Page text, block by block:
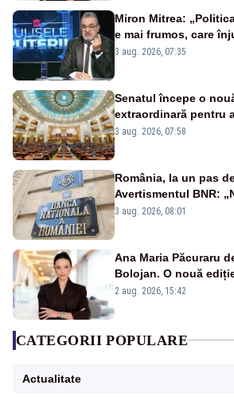
Miron Mitrea:
e mai frumos, care
țipă mai tare, ci pe
3 aug. 2026, 07:35
Senatul începe o
extraordinară pentru
jaloane din PNRR
3 aug. 2026, 07:58
România, la un pas
Avertismentul BNR:
pentru câteva luni”
3 aug. 2026, 08:01
Ana Maria Păcuraru
Bolojan. O nouă
emisiunii „Miza Zilei”
2 aug. 2026, 15:42
CATEGORII POPULARE
Actualitate